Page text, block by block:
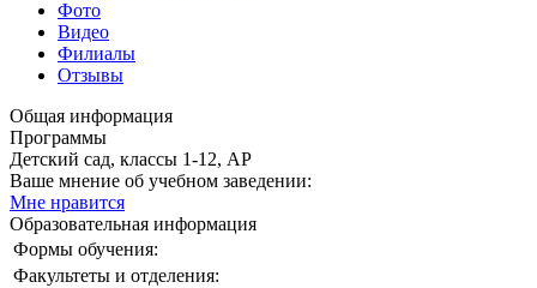
Фото
Видео
Филиалы
Отзывы
Общая информация
Программы
Детский сад, классы 1-12, AP
Ваше мнение об учебном заведении:
Мне нравится
Образовательная информация
Формы обучения:
Факультеты и отделения: